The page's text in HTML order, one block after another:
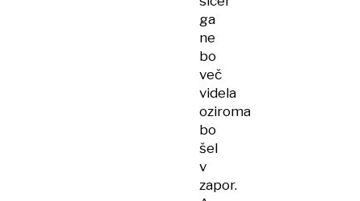
ga
ne
bo
več
videla
oziroma
bo
šel
v
zapor.